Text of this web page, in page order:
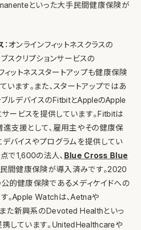
といった大手民間健康保険が
：オンラインフィットネスクラスの
スクリプションサービスの
ットネススタートアップも健康保険
います。また、スタートアップではあ
ブルデバイスのFitbitとAppleのApple
ービスを提供しています。Fitbitは
支援として、雇用主やその健康保
バイスやプログラムを提供してい
で1,600の法人、 Blue Cross Blue
間健康保険が導入済みです。2020
的健康保険であるメディケイドへの
。Apple Watchは、Aetnaや
た新興系のDevoted Healthといっ
しています。UnitedHealthcareや